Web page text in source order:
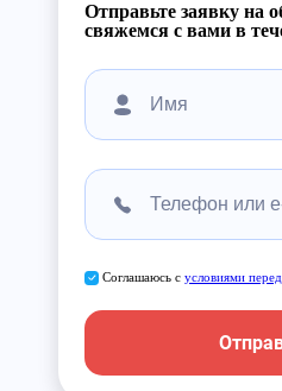
Отправьте заявку на
свяжемся с вами в
Соглашаюсь с условиями